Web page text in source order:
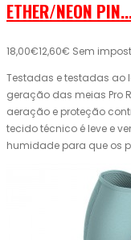
ETHER/NEON
18,00€12,60€ Sem
Testadas e testadas ao
geração das meias Pro
aeração e proteção
tecido técnico é leve e
humidade para que os